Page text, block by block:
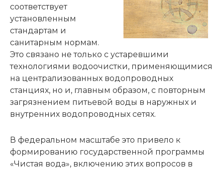
соответствует
установленным
стандартам и
санитарным нормам.
Это связано не только с устаревшими
технологиями водоочистки, применяющимися
на централизованных водопроводных
станциях, но и, главным образом, с повторным
загрязнением питьевой воды в наружных и
внутренних водопроводных сетях.
В федеральном масштабе это привело к
формированию государственной программы
«Чистая вода», включению этих вопросов в